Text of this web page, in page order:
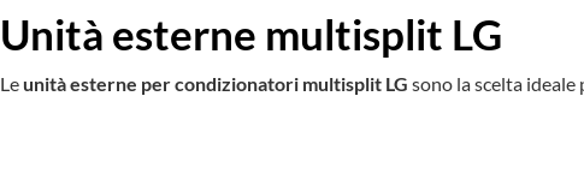
Unità esterne multisplit LG
Le unità esterne per condizionatori multisplit LG sono la scelta